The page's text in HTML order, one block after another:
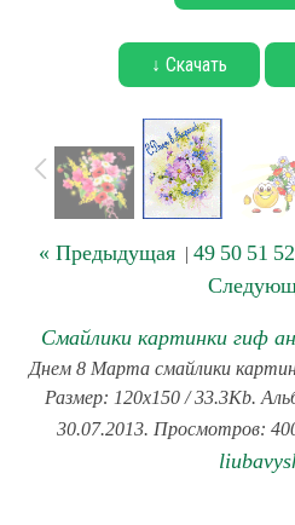
↓ Скачать
« Предыдущая| 49 50 51 52
Смайлики картинки гиф
Днем 8 Марта смайлики
Размер: 120x150 / 33.3Kb.
30.07.2013. Просмотров: